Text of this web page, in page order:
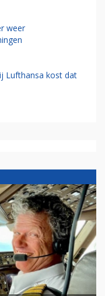
weer
Lufthansa kost dat